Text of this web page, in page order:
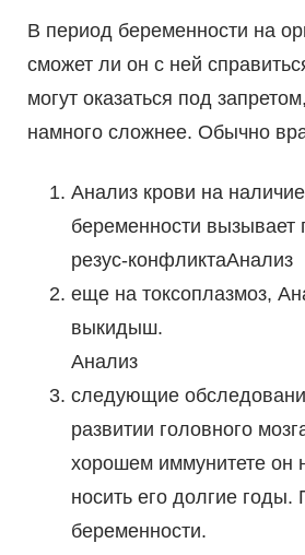
В период беременности на
сможет ли он с ней
могут оказаться под
намного сложнее. Обычно
Анализ крови на
беременности
резус-конфликтаАнализ
еще на токсоплазмоз,
выкидыш.
Анализ
следующие
развитии головного
хорошем иммунитете он
носить его долгие
беременности.